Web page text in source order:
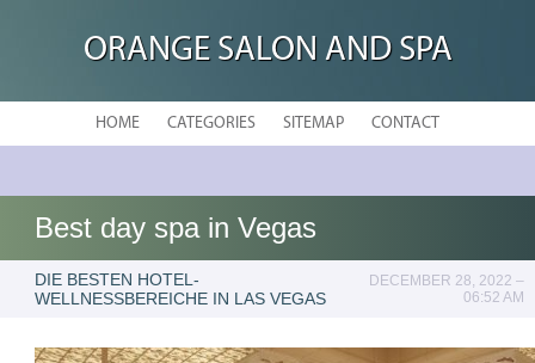
ORANGE SALON AND SPA
HOME CATEGORIES SITEMAP CONTACT
Best day spa in Vegas
DIE BESTEN HOTEL-
WELLNESSBEREICHE IN LAS VEGAS
DECEMBER 28, 2022 –
06:52 AM